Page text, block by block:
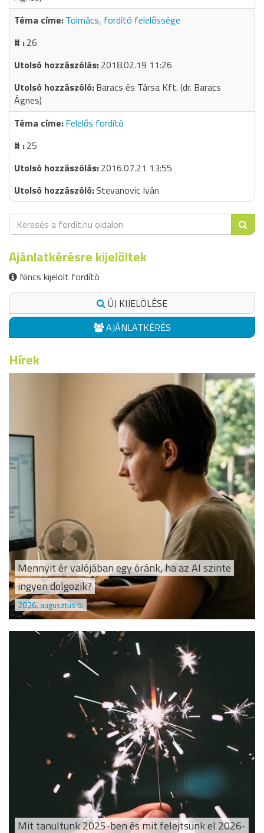
Tolmács, fordító felelőssége
26
2018.02.19 11:26
Baracs és Társa Kft. (dr. Baracs
Ágnes)
Felelős fordító
25
2016.07.21 13:55
Stevanovic Iván
Ajánlatkérésre kijelöltek
Nincs kijelölt fordító
ÚJ KIJELÖLÉSE
AJÁNLATKÉRÉS
Hírek
Mennyit ér valójában egy óránk, ha az AI szinte
ingyen dolgozik?
2026. augusztus 5.
Mit tanultunk 2025-ben és mit felejtsünk el 2026-